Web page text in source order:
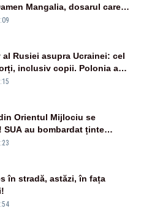
Mangalia, dosarul care
României
al Rusiei asupra Ucrainei: cel
inclusiv copii. Polonia a
de vânătoare
Orientul Mijlociu se
SUA au bombardat ținte
în stradă, astăzi, în fața